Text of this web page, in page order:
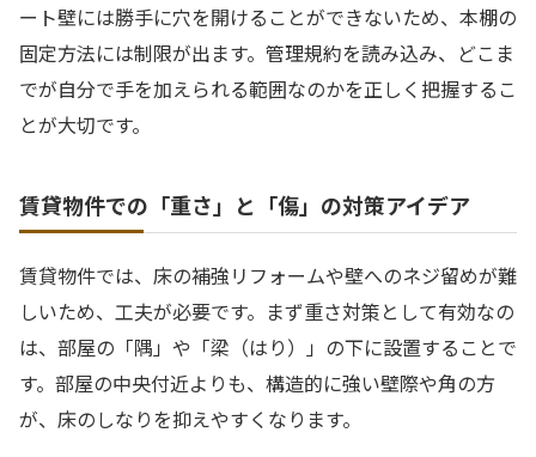
ート壁には勝手に穴を開けることができないため、本棚の
固定方法には制限が出ます。管理規約を読み込み、どこま
でが自分で手を加えられる範囲なのかを正しく把握するこ
とが大切です。
賃貸物件での「重さ」と「傷」の対策アイデア
賃貸物件では、床の補強リフォームや壁へのネジ留めが難
しいため、工夫が必要です。まず重さ対策として有効なの
は、部屋の「隅」や「梁（はり）」の下に設置することで
す。部屋の中央付近よりも、構造的に強い壁際や角の方
が、床のしなりを抑えやすくなります。